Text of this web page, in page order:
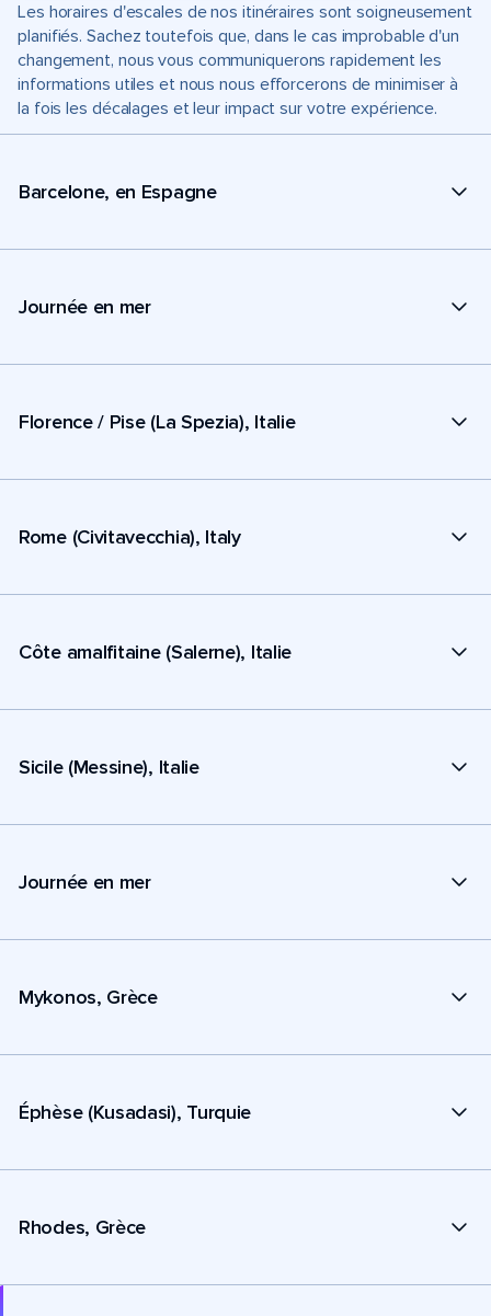
Les horaires d'escales de nos itinéraires sont soigneusement
planifiés. Sachez toutefois que, dans le cas improbable d'un
changement, nous vous communiquerons rapidement les
informations utiles et nous nous efforcerons de minimiser à
la fois les décalages et leur impact sur votre expérience.
Barcelone, en Espagne
Journée en mer
Florence / Pise (La Spezia), Italie
Rome (Civitavecchia), Italy
Côte amalfitaine (Salerne), Italie
Sicile (Messine), Italie
Journée en mer
Mykonos, Grèce
Éphèse (Kusadasi), Turquie
Rhodes, Grèce